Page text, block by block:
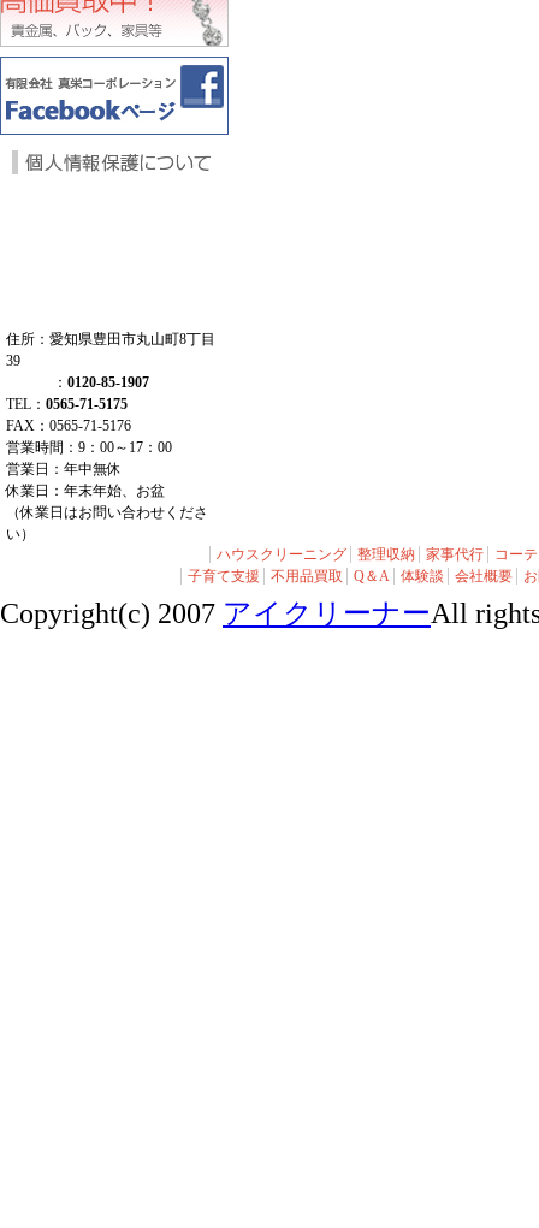
住所：愛知県豊田市丸山町8丁目
39
： 0120-85-1907
TEL： 0565-71-5175
FAX：0565-71-5176
営業時間：9：00～17：00
営業日：年中無休
休業日：年末年始、お盆
（休業日はお問い合わせくださ
い）
ハウスクリーニング
整理収納 家事代行
コー
子育て支援
不用品買取 Q＆A 体験談 会社概要
Copyright(c) 2007 アイクリーナーAll